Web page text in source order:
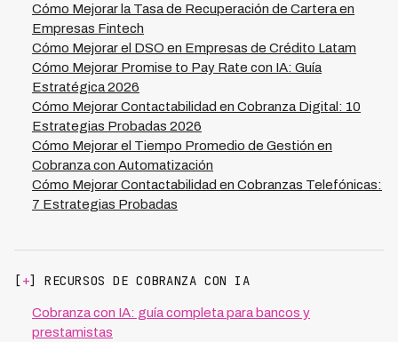
pagadores entre países. Plataformas presentes en 7
países latinoamericanos como Kleva permiten que una
empresa fintech maneje cobranzas complejas, multi-
moneda y multi-jurisdicción desde una única interfaz,
mejorando coordinación global mientras mantiene
cumplimiento local y aprovechando economías de
escala que benefician el margen operativo.
Cómo Mejorar la Tasa de Recuperación de Cartera en
Empresas Fintech
Cómo Mejorar el DSO en Empresas de Crédito Latam
Cómo Mejorar Promise to Pay Rate con IA: Guía
Estratégica 2026
Cómo Mejorar Contactabilidad en Cobranza Digital: 10
Estrategias Probadas 2026
Cómo Mejorar el Tiempo Promedio de Gestión en
Cobranza con Automatización
Cómo Mejorar Contactabilidad en Cobranzas Telefónicas:
7 Estrategias Probadas
[+] RECURSOS DE COBRANZA CON IA
Cobranza con IA: guía completa para bancos y
prestamistas